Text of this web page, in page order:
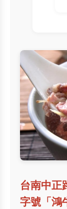
台南中正
字號「鴻